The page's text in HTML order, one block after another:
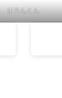
まろんくん